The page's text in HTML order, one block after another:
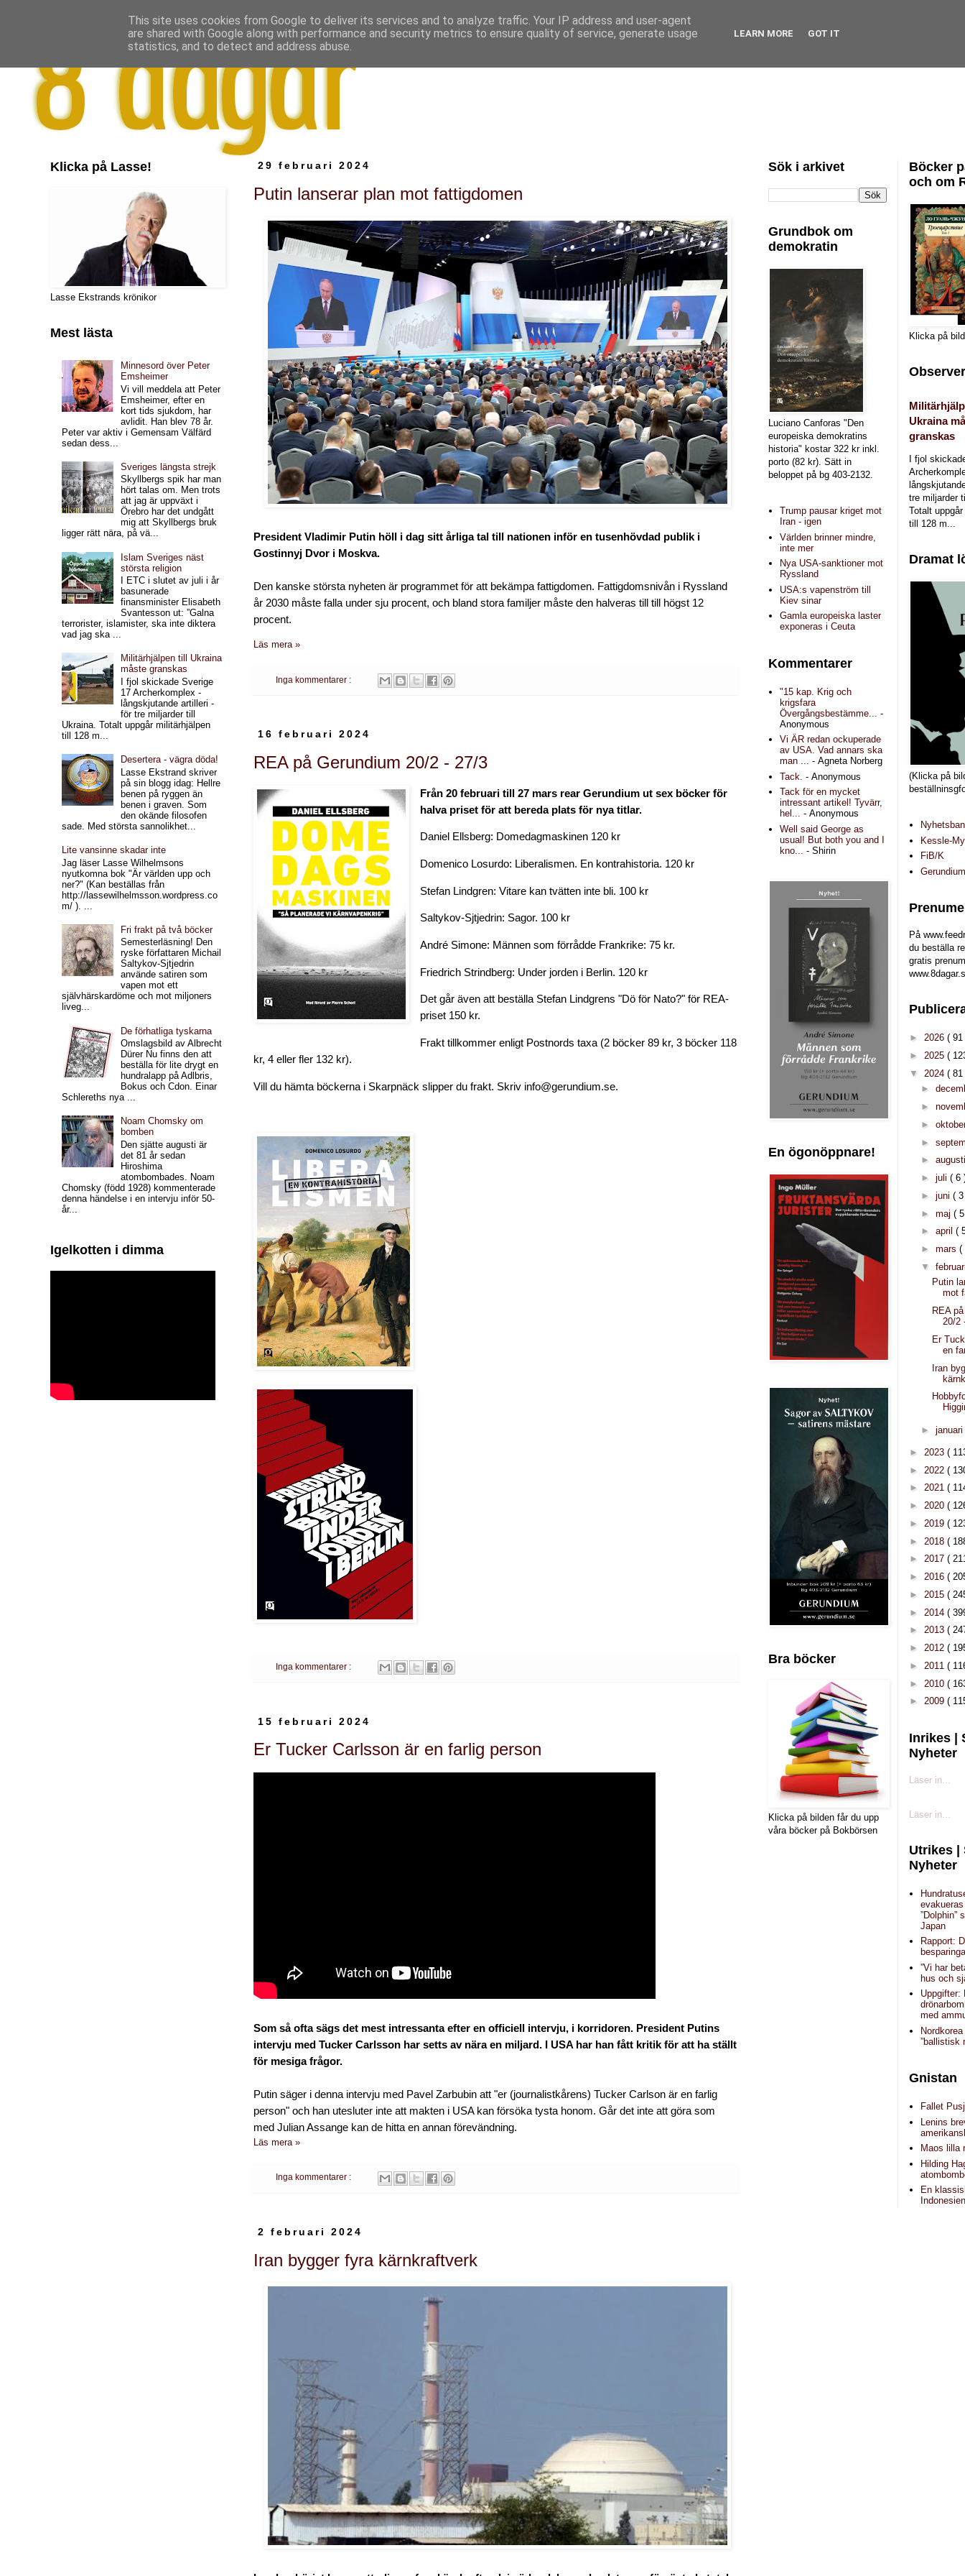
29 februari 2024
Putin lanserar plan mot fattigdomen
President Vladimir Putin höll i dag sitt årliga tal till nationen inför en tusenhövdad publik i
Gostinnyj Dvor i Moskva.
Den kanske största nyheten är programmet för att bekämpa fattigdomen. Fattigdomsnivån i Ryssland
år 2030 måste falla under sju procent, och bland stora familjer måste den halveras till till högst 12
procent.
Läs mera »
Inga kommentarer :
16 februari 2024
REA på Gerundium 20/2 - 27/3
Från 20 februari till 27 mars rear Gerundium ut sex böcker för
halva priset för att bereda plats för nya titlar.
Daniel Ellsberg: Domedagmaskinen 120 kr
Domenico Losurdo: Liberalismen. En kontrahistoria. 120 kr
Stefan Lindgren: Vitare kan tvätten inte bli. 100 kr
Saltykov-Sjtjedrin: Sagor. 100 kr
André Simone: Männen som förrådde Frankrike: 75 kr.
Friedrich Strindberg: Under jorden i Berlin. 120 kr
Det går även att beställa Stefan Lindgrens "Dö för Nato?" för REA-
priset 150 kr.
Frakt tillkommer enligt Postnords taxa (2 böcker 89 kr, 3 böcker 118
kr, 4 eller fler 132 kr).
Vill du hämta böckerna i Skarpnäck slipper du frakt. Skriv info@gerundium.se.
Inga kommentarer :
15 februari 2024
Er Tucker Carlsson är en farlig person
Som så ofta sägs det mest intressanta efter en officiell intervju, i korridoren. President Putins
intervju med Tucker Carlsson har setts av nära en miljard. I USA har han fått kritik för att ha ställt
för mesiga frågor.
Putin säger i denna intervju med Pavel Zarbubin att "er (journalistkårens) Tucker Carlson är en farlig
person" och han utesluter inte att makten i USA kan försöka tysta honom. Går det inte att göra som
med Julian Assange kan de hitta en annan förevändning.
Läs mera »
Inga kommentarer :
2 februari 2024
Iran bygger fyra kärnkraftverk
Klicka på Lasse!
Lasse Ekstrands krönikor
Mest lästa
Minnesord över Peter
Emsheimer
Vi vill meddela att Peter
Emsheimer, efter en
kort tids sjukdom, har
avlidit. Han blev 78 år.
Peter var aktiv i Gemensam Välfärd
sedan dess...
Sveriges längsta strejk
Skyllbergs spik har man
hört talas om. Men trots
att jag är uppväxt i
Örebro har det undgått
mig att Skyllbergs bruk
ligger rätt nära, på vä...
Islam Sveriges näst
största religion
I ETC i slutet av juli i år
basunerade
finansminister Elisabeth
Svantesson ut: ”Galna
terrorister, islamister, ska inte diktera
vad jag ska ...
Militärhjälpen till Ukraina
måste granskas
I fjol skickade Sverige
17 Archerkomplex -
långskjutande artilleri -
för tre miljarder till
Ukraina. Totalt uppgår militärhjälpen
till 128 m...
Desertera - vägra döda!
Lasse Ekstrand skriver
på sin blogg idag: Hellre
benen på ryggen än
benen i graven. Som
den okände filosofen
sade. Med största sannolikhet...
Lite vansinne skadar inte
Jag läser Lasse Wilhelmsons
nyutkomna bok "Är världen upp och
ner?" (Kan beställas från
http://lassewilhelmsson.wordpress.co
m/ ). ...
Fri frakt på två böcker
Semesterläsning! Den
ryske författaren Michail
Saltykov-Sjtjedrin
använde satiren som
vapen mot ett
självhärskardöme och mot miljoners
liveg...
De förhatliga tyskarna
Omslagsbild av Albrecht
Dürer Nu finns den att
beställa för lite drygt en
hundralapp på Adlbris,
Bokus och Cdon. Einar
Schlereths nya ...
Noam Chomsky om
bomben
Den sjätte augusti är
det 81 år sedan
Hiroshima
atombombades. Noam
Chomsky (född 1928) kommenterade
denna händelse i en intervju inför 50-
år...
Igelkotten i dimma
Sök i arkivet
Grundbok om
demokratin
Luciano Canforas "Den
europeiska demokratins
historia" kostar 322 kr inkl.
porto (82 kr). Sätt in
beloppet på bg 403-2132.
Trump pausar kriget mot
Iran - igen
Världen brinner mindre,
inte mer
Nya USA-sanktioner mot
Ryssland
USA:s vapenström till
Kiev sinar
Gamla europeiska laster
exponeras i Ceuta
Kommentarer
"15 kap. Krig och
krigsfara
Övergångsbestämme...
-
Anonymous
Vi ÄR redan ockuperade
av USA. Vad annars ska
man ... - Agneta Norberg
Tack. - Anonymous
Tack för en mycket
intressant artikel! Tyvärr,
hel... - Anonymous
Well said George as
usual! But both you and I
kno...
- Shirin
En ögonöppnare!
Bra böcker
Klicka på bilden får du upp
våra böcker på Bokbörsen
Böcker
och om
Klicka på
Ukraina
granskas
I fjol
tre miljarder
Totalt
till 128 m...
Dramat
(Klicka på
Kessle-
FiB/K
På
du beställa
gratis
► 2026 ( 91
► 2025 (
▼ 2024 ( 81
►
►
►
►
►
► juli ( 6
► juni (
► maj (
► april (
► mars (
▼
Putin
mot
REA
20/2
Er
en
Iran
► januari
► 2023 (
► 2022 (
► 2021 (
► 2020 (
► 2019 (
► 2018 (
► 2017 (
► 2016 (
► 2015 (
► 2014 (
► 2013 (
► 2012 (
► 2011 (
► 2010 (
► 2009 (
Inrikes |
Nyheter
Läser in...
Läser in...
Utrikes |
Nyheter
”Dolphin”
Japan
Rapport:
”Vi har
hus och
Uppgifter:
med
”ballistisk
Gnistan
Fallet
Lenins
Maos lilla
Hilding
En
This site uses cookies from Google to deliver its services and to analyze traffic. Your IP address and user-agent
are shared with Google along with performance and security metrics to ensure quality of service, generate usage
statistics, and to detect and address abuse.
LEARN MORE GOT IT